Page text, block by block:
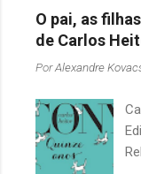
a
O pai, as
de Carlos
PorAlexandre